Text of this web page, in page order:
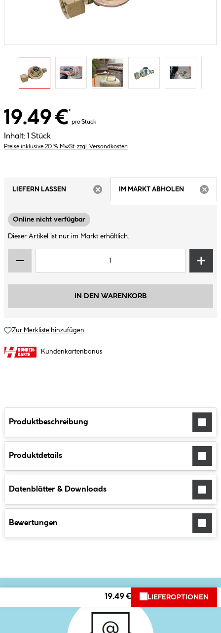
19.49 €*
pro Stück
Inhalt: 1 Stück
Preise inklusive 20 % MwSt. zzgl. Versandkosten
LIEFERN LASSEN
IM MARKT ABHOLEN
Online nicht verfügbar
Dieser Artikel ist nur im Markt erhältlich.
IN DEN WARENKORB
Zur Merkliste hinzufügen
Kundenkartenbonus
Produktbeschreibung
Produktdetails
Datenblätter & Downloads
Bewertungen
19.49 € LIEFEROPTIONEN